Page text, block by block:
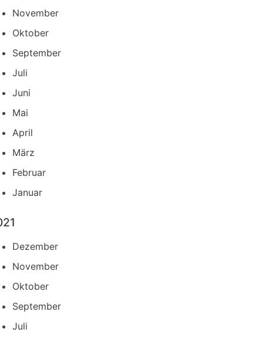
November
Oktober
September
Juli
Juni
Mai
April
März
Februar
Januar
Dezember
November
Oktober
September
Juli